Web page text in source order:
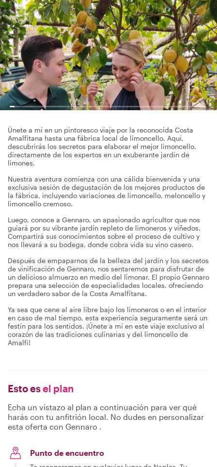
Únete a mí en un pintoresco viaje por la reconocida Costa
Amalfitana hasta una fábrica local de limoncello. Aquí,
descubrirás los secretos para elaborar el mejor limoncello,
directamente de los expertos en un exuberante jardín de
limones.
Nuestra aventura comienza con una cálida bienvenida y una
exclusiva sesión de degustación de los mejores productos de
la fábrica, incluyendo variaciones de limoncello, meloncello y
limoncello cremoso.
Luego, conoce a Gennaro, un apasionado agricultor que nos
guiará por su vibrante jardín repleto de limoneros y viñedos.
Compartirá sus conocimientos sobre el proceso de cultivo y
nos llevará a su bodega, donde cobra vida su vino casero.
Después de empaparnos de la belleza del jardín y los secretos
de vinificación de Gennaro, nos sentaremos para disfrutar de
un delicioso almuerzo en medio del limonar. El propio Gennaro
prepara una selección de especialidades locales, ofreciendo
un verdadero sabor de la Costa Amalfitana.
Ya sea que cene al aire libre bajo los limoneros o en el interior
en caso de mal tiempo, esta experiencia seguramente será un
festín para los sentidos. ¡Únete a mí en este viaje exclusivo al
corazón de las tradiciones culinarias y del limoncello de
Amalfi!
Esto esel plan
Echa un vistazo al plan a continuación para ver qué
harás con tu anfitrión local. No dudes en personalizar
esta oferta con Gennaro .
Punto de encuentro